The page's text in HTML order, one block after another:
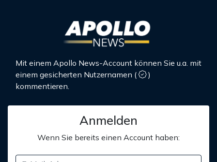
Mit einem Apollo News-Account können Sie u.a. mit
einem gesicherten Nutzernamen (
)
kommentieren.
Anmelden
Wenn Sie bereits einen Account haben: